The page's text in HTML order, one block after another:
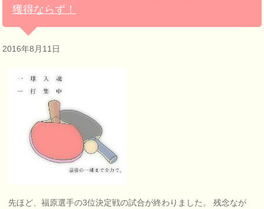
獲得ならず！
2016年8月11日
先ほど、福原選手の3位決定戦の試合が終わりました。 残念なが